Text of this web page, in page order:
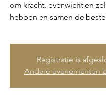
om kracht, evenwicht en
hebben en samen de
Registratie is
Andere evenementen